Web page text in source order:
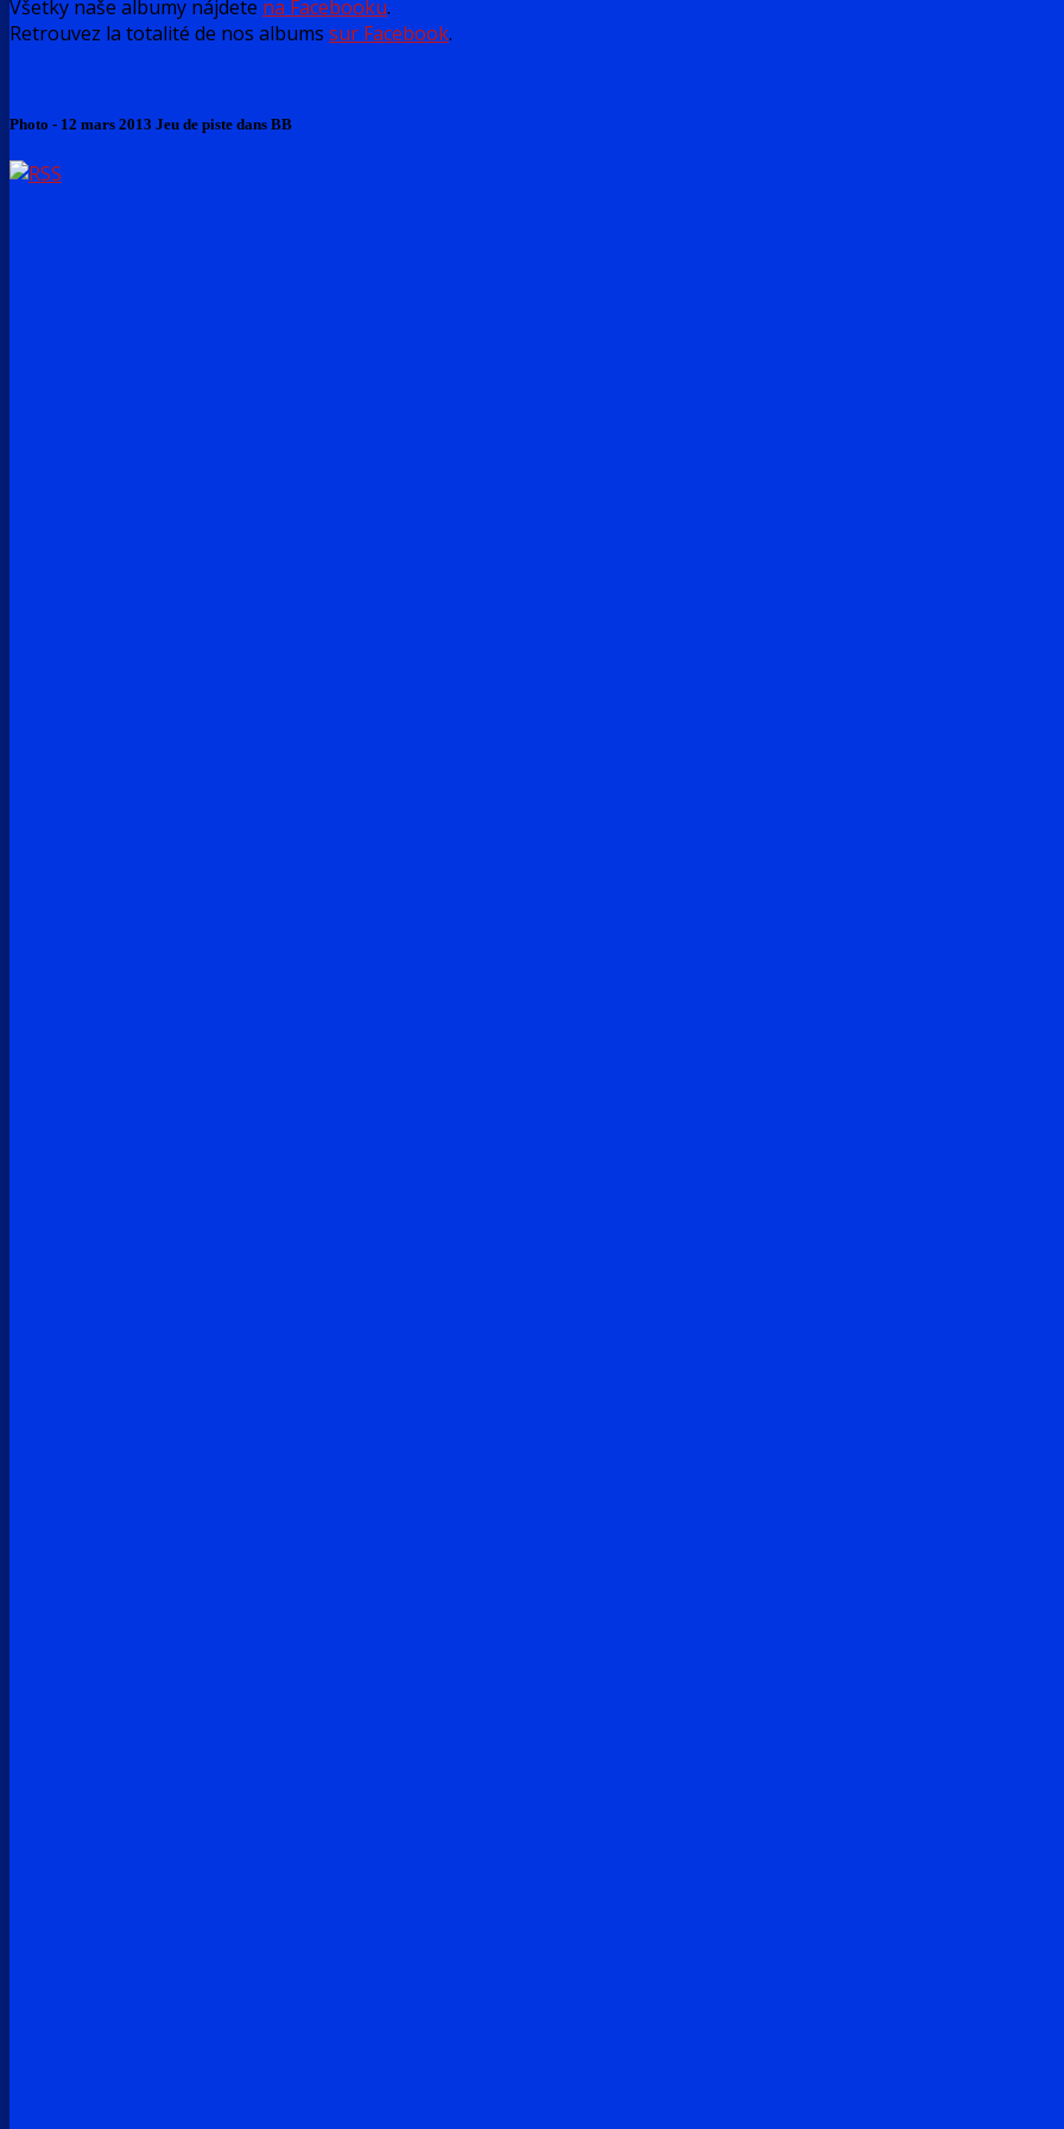
Všetky naše albumy nájdete na Facebooku.
Retrouvez la totalité de nos albums sur Facebook.
Photo - 12 mars 2013 Jeu de piste dans BB